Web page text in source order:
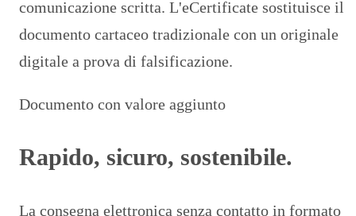
comunicazione scritta. L'eCertificate sostituisce il
documento cartaceo tradizionale con un originale
digitale a prova di falsificazione.
Documento con valore aggiunto
Rapido, sicuro, sostenibile.
La consegna elettronica senza contatto in formato